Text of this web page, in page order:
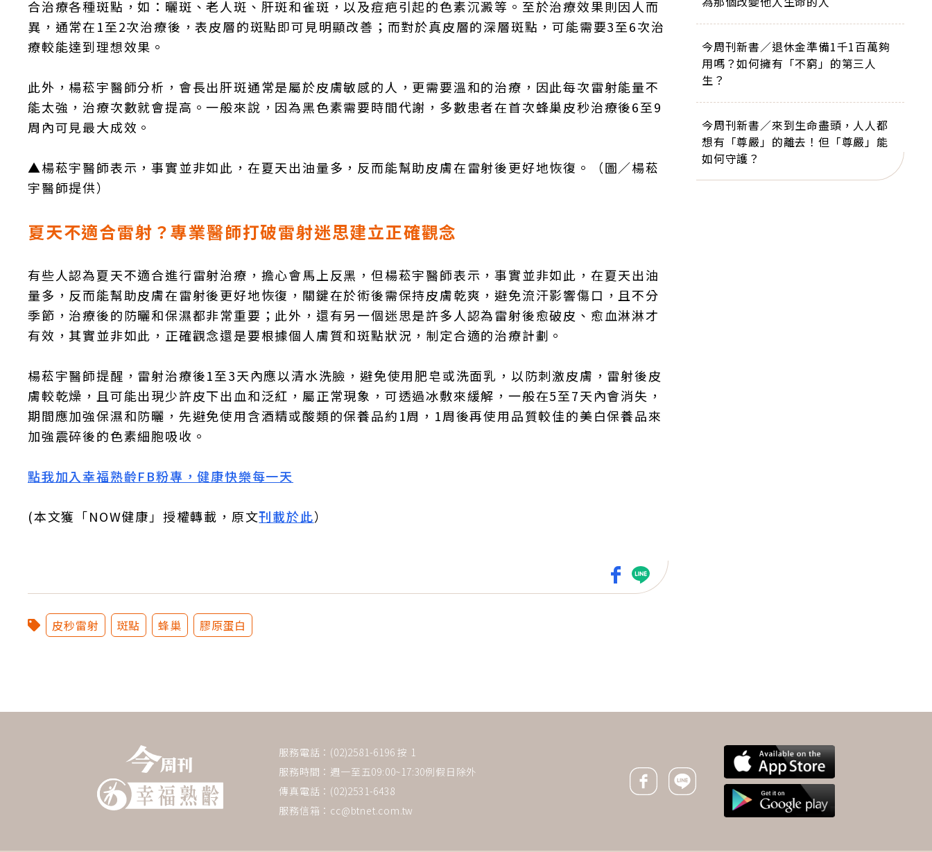
合治療各種斑點，如：曬斑、老人斑、肝斑和雀斑，以及痘疤引起的色素沉澱等。至於治療效果則因人而
異，通常在1至2次治療後，表皮層的斑點即可見明顯改善；而對於真皮層的深層斑點，可能需要3至6次治
療較能達到理想效果。
此外，楊菘宇醫師分析，會長出肝斑通常是屬於皮膚敏感的人，更需要溫和的治療，因此每次雷射能量不
能太強，治療次數就會提高。一般來說，因為黑色素需要時間代謝，多數患者在首次蜂巢皮秒治療後6至9
周內可見最大成效。
▲楊菘宇醫師表示，事實並非如此，在夏天出油量多，反而能幫助皮膚在雷射後更好地恢復。（圖／楊菘
宇醫師提供）
夏天不適合雷射？專業醫師打破雷射迷思建立正確觀念
有些人認為夏天不適合進行雷射治療，擔心會馬上反黑，但楊菘宇醫師表示，事實並非如此，在夏天出油
量多，反而能幫助皮膚在雷射後更好地恢復，關鍵在於術後需保持皮膚乾爽，避免流汗影響傷口，且不分
季節，治療後的防曬和保濕都非常重要；此外，還有另一個迷思是許多人認為雷射後愈破皮、愈血淋淋才
有效，其實並非如此，正確觀念還是要根據個人膚質和斑點狀況，制定合適的治療計劃。
楊菘宇醫師提醒，雷射治療後1至3天內應以清水洗臉，避免使用肥皂或洗面乳，以防刺激皮膚，雷射後皮
膚較乾燥，且可能出現少許皮下出血和泛紅，屬正常現象，可透過冰敷來緩解，一般在5至7天內會消失，
期間應加強保濕和防曬，先避免使用含酒精或酸類的保養品約1周，1周後再使用品質較佳的美白保養品來
加強震碎後的色素細胞吸收。
點我加入幸福熟齡FB粉專，健康快樂每一天
(本文獲「NOW健康」授權轉載，原文刊載於此）
下一則 ＋
暖醫收購1萬顆高麗菜送
鄉親！護眼、防癌、抗老
化…多吃菜挺農民度難關
皮秒雷射 斑點 蜂巢 膠原蛋白
今周刊新書／退休金準備1千1百萬夠
用嗎？如何擁有「不窮」的第三人
生？
今周刊新書／來到生命盡頭，人人都
想有「尊嚴」的離去！但「尊嚴」能
如何守護？
服務電話：(02)2581-6196 按 1
服務時間：週一至五09:00~17:30例假日除外
傳真電話：(02)2531-6438
服務信箱： cc@btnet.com.tw
Facebook icon
Line icon